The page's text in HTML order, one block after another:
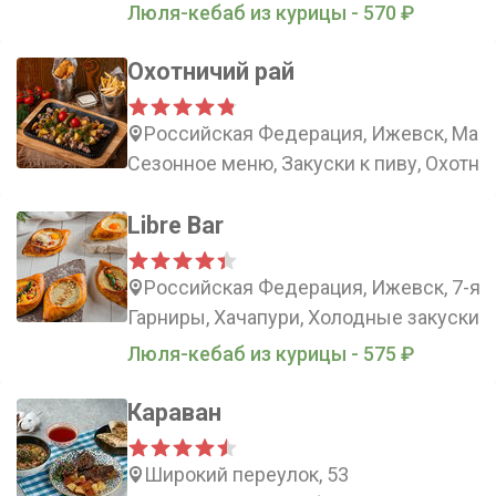
Люля-кебаб из курицы - 570 ₽
Охотничий рай
Российская Федерация, Ижевск,
Сезонное меню, Закуски к пиву,
Libre Bar
Российская Федерация, Ижевск, 7-я
Гарниры, Хачапури, Холодные закуски,
Люля-кебаб из курицы - 575 ₽
Караван
Широкий переулок, 53